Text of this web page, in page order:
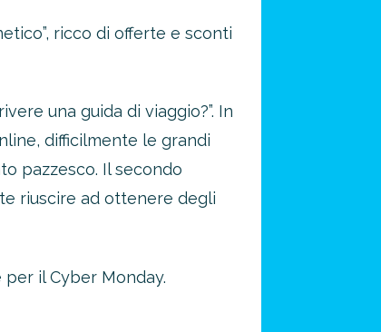
ricco di offerte e sconti
una guida di viaggio?”. In
difficilmente le grandi
pazzesco. Il secondo
riuscire ad ottenere degli
il Cyber Monday.